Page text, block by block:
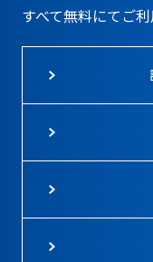
すべて無料にてご利